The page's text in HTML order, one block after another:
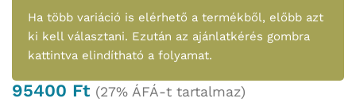
Ha több variáció is elérhető a termékből, előbb azt
ki kell választani. Ezután az ajánlatkérés gombra
kattintva elindítható a folyamat.
95400 Ft (27% ÁFÁ-t tartalmaz)